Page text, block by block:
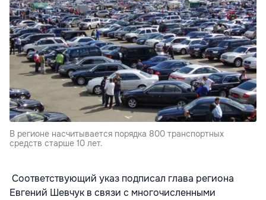
В регионе насчитывается порядка 800 транспортных
средств старше 10 лет.
Соответствующий указ подписал глава региона
Евгений Шевчук в связи с многочисленными